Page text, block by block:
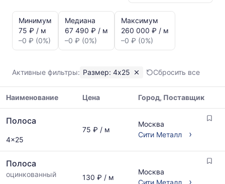
динамика
цен:
Полоса
Показаны
минимальная,
медианная
и
максимальная
цена
данным
поставщиков
за
Минимум
75 ₽ / м
–0 ₽ (0%)
Медиана
67 490 ₽ / м
–0 ₽ (0%)
Максимум
260 000 ₽ / м
–0 ₽ (0%)
Активные фильтры: Размер: 4x25 Сбросить все
цен
металлопрокат
с
указанием
ГОСТ,
Наименование Цена Город, Поставщик
Полоса
4x25
75 ₽ / м
Москва
Сити Металл
›
Полоса
оцинкованный 130 ₽ / м
Москва